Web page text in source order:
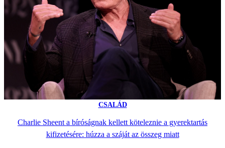
CSALÁD
Charlie Sheent a bíróságnak kellett köteleznie a gyerektartás
kifizetésére: húzza a száját az összeg miatt